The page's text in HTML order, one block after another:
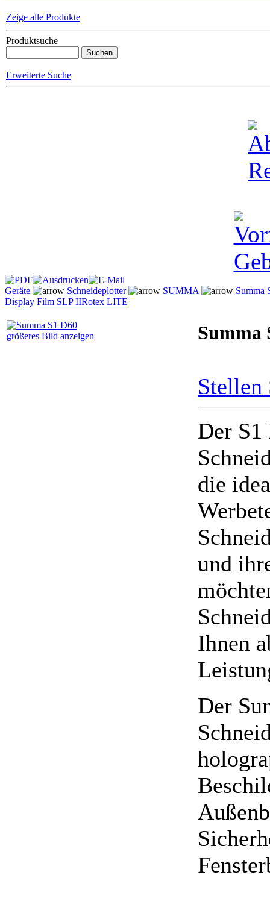
Zeige alle Produkte
Produktsuche
Erweiterte Suche
Geräte Schneideplotter SUMMA
Summa
Display Film SLP IIRotex LITE
größeres Bild anzeigen Summa
Stellen
Der
die
und
Ihnen
Der